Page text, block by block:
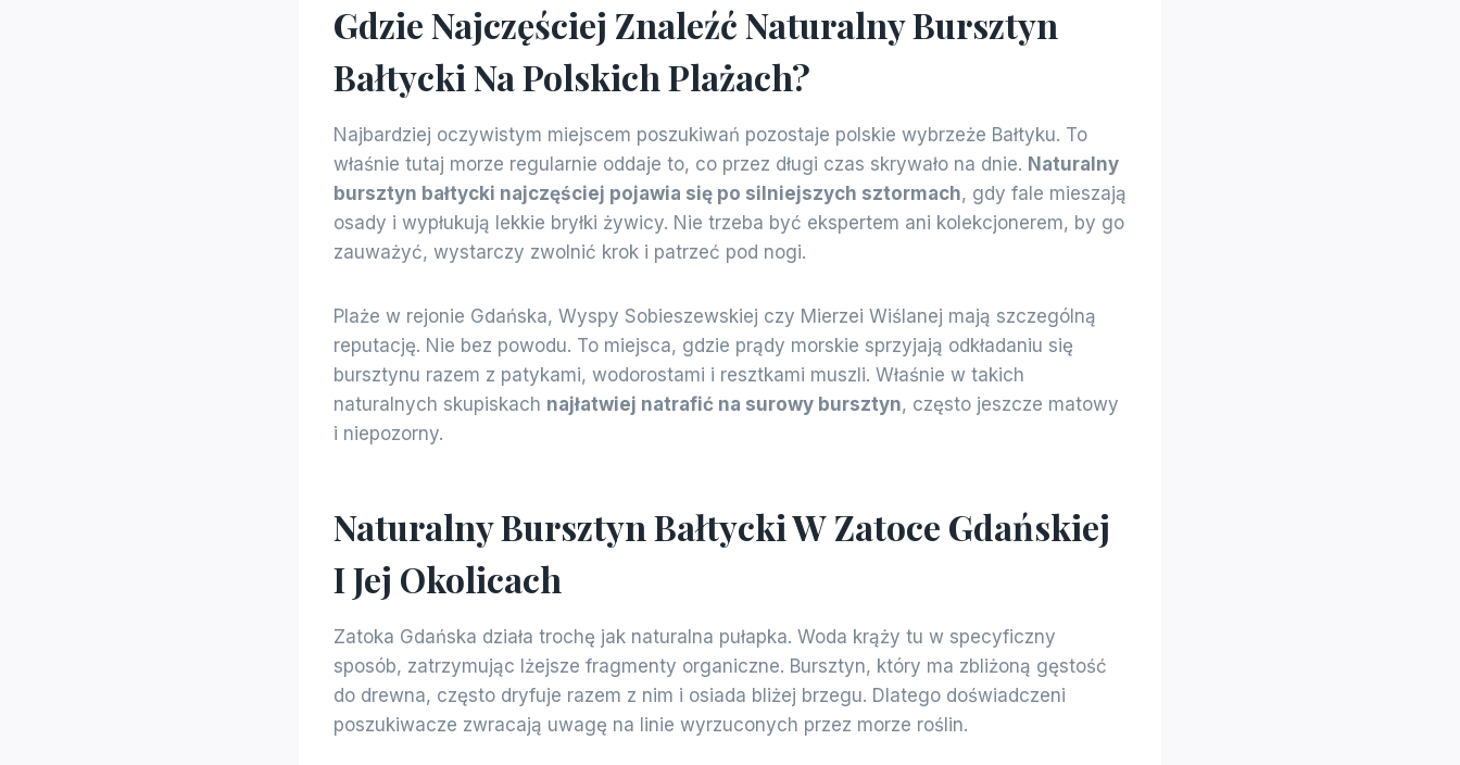
Gdzie Najczęściej Znaleźć Naturalny Bursztyn
Bałtycki Na Polskich Plażach?
Najbardziej oczywistym miejscem poszukiwań pozostaje polskie wybrzeże Bałtyku. To
właśnie tutaj morze regularnie oddaje to, co przez długi czas skrywało na dnie. Naturalny
bursztyn bałtycki najczęściej pojawia się po silniejszych sztormach, gdy fale mieszają
osady i wypłukują lekkie bryłki żywicy. Nie trzeba być ekspertem ani kolekcjonerem, by go
zauważyć, wystarczy zwolnić krok i patrzeć pod nogi.
Plaże w rejonie Gdańska, Wyspy Sobieszewskiej czy Mierzei Wiślanej mają szczególną
reputację. Nie bez powodu. To miejsca, gdzie prądy morskie sprzyjają odkładaniu się
bursztynu razem z patykami, wodorostami i resztkami muszli. Właśnie w takich
naturalnych skupiskach najłatwiej natrafić na surowy bursztyn, często jeszcze matowy
i niepozorny.
Naturalny Bursztyn Bałtycki W Zatoce Gdańskiej
I Jej Okolicach
Zatoka Gdańska działa trochę jak naturalna pułapka. Woda krąży tu w specyficzny
sposób, zatrzymując lżejsze fragmenty organiczne. Bursztyn, który ma zbliżoną gęstość
do drewna, często dryfuje razem z nim i osiada bliżej brzegu. Dlatego doświadczeni
poszukiwacze zwracają uwagę na linie wyrzuconych przez morze roślin.